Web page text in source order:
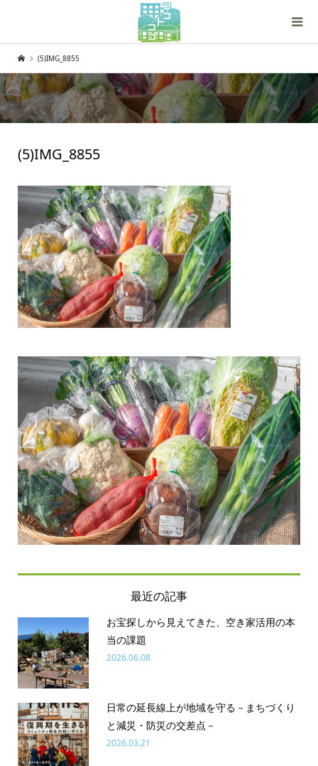
(5)IMG_8855
(5)IMG_8855
最近の記事
お宝探しから見えてきた、空き家活用の本
当の課題
2026.06.08
日常の延長線上が地域を守る－まちづくり
と減災・防災の交差点－
2026.03.21